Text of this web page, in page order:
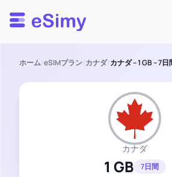
Esimy
ホーム/eSIMプラン/カナダ/カナダ – 1 GB – 7日
カナダ
1 GB 7日間